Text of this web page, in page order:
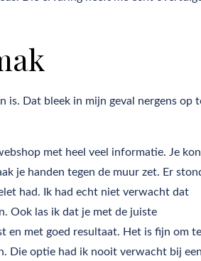
is. Dat bleek in mijn geval nergens op
met heel veel informatie. Je kon
je handen tegen de muur zet. Er
had. Ik had echt niet verwacht dat
Ook las ik dat je met de juiste
en met goed resultaat. Het is fijn om te
Die optie had ik nooit verwacht bij een